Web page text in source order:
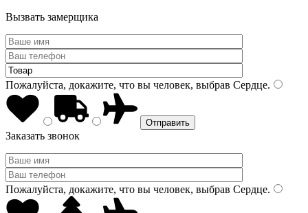
Вызвать замерщика
Пожалуйста, докажите, что вы человек, выбрав Сердце.
Заказать звонок
Пожалуйста, докажите, что вы человек, выбрав Сердце.